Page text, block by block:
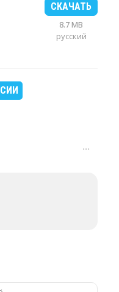
СКАЧАТЬ
8.7 MB
русский
···